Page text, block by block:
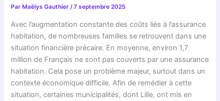
Par Maëlys Gauthier/7 septembre 2025
Avec l’augmentation constante des coûts liés à l’assurance
habitation, de nombreuses familles se retrouvent dans une
situation financière précaire. En moyenne, environ 1,7
million de Français ne sont pas couverts par une assurance
habitation. Cela pose un problème majeur, surtout dans un
contexte économique difficile. Afin de remédier à cette
situation, certaines municipalités, dont Lille, ont mis en